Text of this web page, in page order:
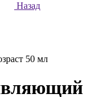
Назад
50 мл